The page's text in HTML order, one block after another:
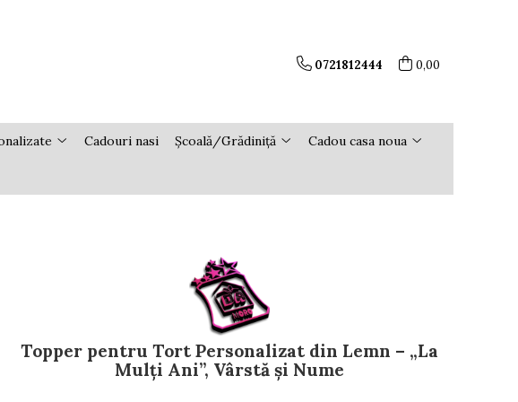
0721812444 0,00
Cadouri nasi Școală/Grădiniță Cadou casa noua
Topper pentru Tort Personalizat din Lemn – „La
Mulți Ani”, Vârstă și Nume